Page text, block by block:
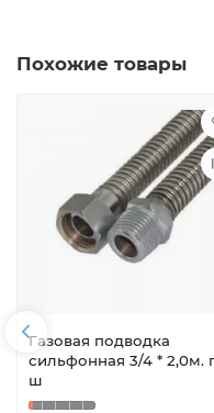
Похожие товары
Газовая подводка
сильфонная 3/4 * 2,0м.
ш